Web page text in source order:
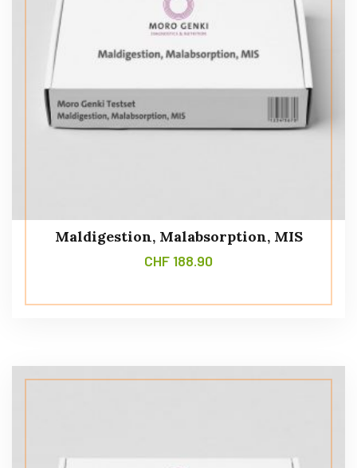
Maldigestion, Malabsorption, MIS
CHF188.90